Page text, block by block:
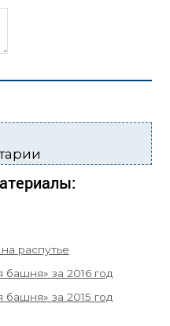
распутье
за 2016 год
за 2015 год